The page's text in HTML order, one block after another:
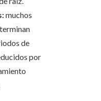
muchos
de
por